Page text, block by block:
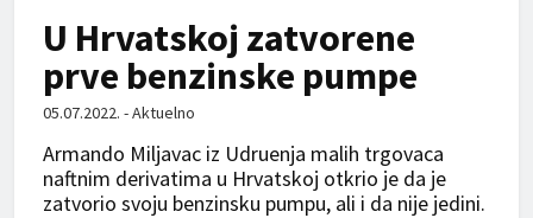
U Hrvatskoj zatvorene
prve benzinske pumpe
05.07.2022. - Aktuelno
Armando Miljavac iz Udruenja malih trgovaca
naftnim derivatima u Hrvatskoj otkrio je da je
zatvorio svoju benzinsku pumpu, ali i da nije jedini.